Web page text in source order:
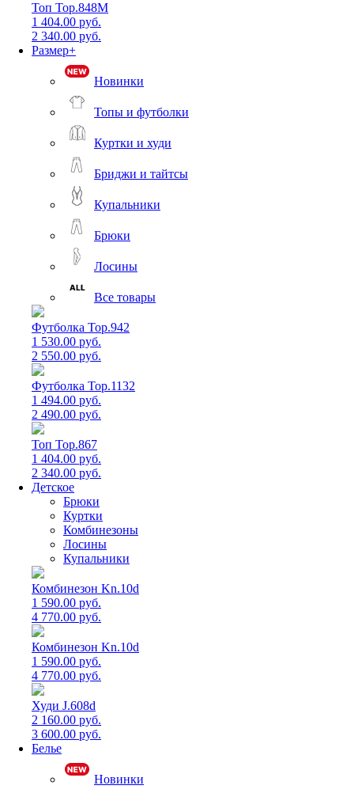
Топ Top.848M
1 404.00 руб.
2 340.00 руб.
Размер+
Новинки
Топы и футболки
Куртки и худи
Бриджи и тайтсы
Купальники
Брюки
Лосины
Все товары
Футболка Top.942
1 530.00 руб.
2 550.00 руб.
Футболка Top.1132
1 494.00 руб.
2 490.00 руб.
Топ Top.867
1 404.00 руб.
2 340.00 руб.
Детское
Брюки
Куртки
Комбинезоны
Лосины
Купальники
Комбинезон Kn.10d
1 590.00 руб.
4 770.00 руб.
Комбинезон Kn.10d
1 590.00 руб.
4 770.00 руб.
Худи J.608d
2 160.00 руб.
3 600.00 руб.
Белье
Новинки